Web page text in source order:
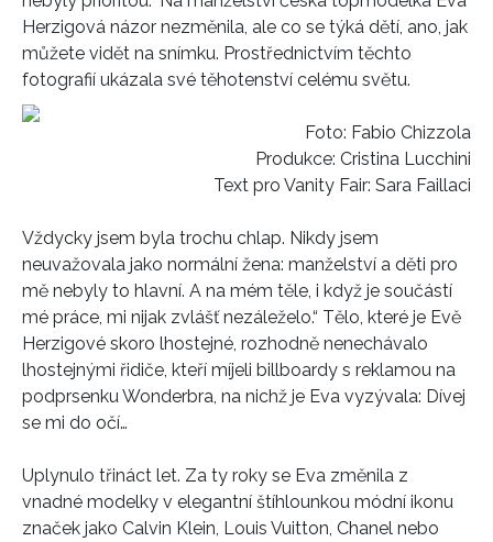
HOME
Herzigová názor nezměnila, ale co se týká dětí, ano, jak
můžete vidět na snímku. Prostřednictvím těchto
fotografií ukázala své těhotenství celému světu.
Foto: Fabio Chizzola
Produkce: Cristina Lucchini
Text pro Vanity Fair: Sara Faillaci
Vždycky jsem byla trochu chlap. Nikdy jsem
neuvažovala jako normální žena: manželství a děti pro
mě nebyly to hlavní. A na mém těle, i když je součástí
mé práce, mi nijak zvlášť nezáleželo.“ Tělo, které je Evě
Herzigové skoro lhostejné, rozhodně nenechávalo
lhostejnými řidiče, kteří míjeli billboardy s reklamou na
podprsenku Wonderbra, na nichž je Eva vyzývala: Dívej
se mi do očí…
Uplynulo třináct let. Za ty roky se Eva změnila z
vnadné modelky v elegantní štíhlounkou módní ikonu
značek jako Calvin Klein, Louis Vuitton, Chanel nebo